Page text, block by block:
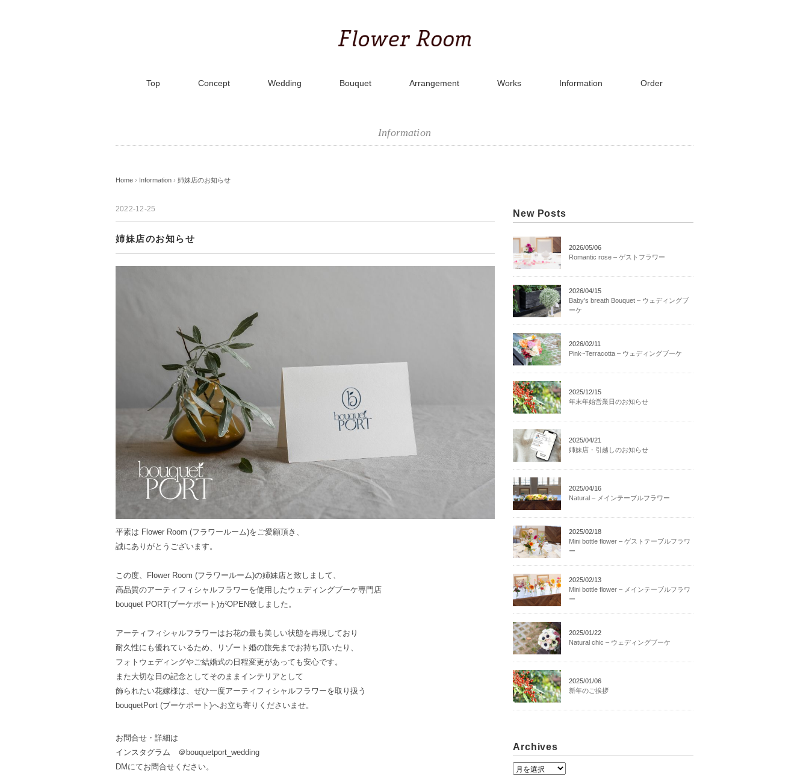
Top Concept Wedding Bouquet Arrangement Works Information Order
Information
Home › Information › 姉妹店のお知らせ
2022-12-25
姉妹店のお知らせ
平素は Flower Room (フラワールーム)をご愛顧頂き、
誠にありがとうございます。
この度、Flower Room (フラワールーム)の姉妹店と致しまして、
高品質のアーティフィシャルフラワーを使用したウェディングブーケ専門店
bouquet PORT(ブーケポート)がOPEN致しました。
アーティフィシャルフラワーはお花の最も美しい状態を再現しており
耐久性にも優れているため、リゾート婚の旅先までお持ち頂いたり、
フォトウェディングやご結婚式の日程変更があっても安心です。
また大切な日の記念としてそのままインテリアとして
飾られたい花嫁様は、ぜひ一度アーティフィシャルフラワーを取り扱う
bouquetPort (ブーケポート)へお立ち寄りくださいませ。
お問合せ・詳細は
インスタグラム ＠bouquetport_wedding
DMにてお問合せください。
New Posts
2026/05/06
Romantic rose – ゲストフラワー
2026/04/15
Baby’s breath Bouquet – ウェディングブ
ーケ
2026/02/11
Pink~Terracotta – ウェディングブーケ
2025/12/15
年末年始営業日のお知らせ
2025/04/21
姉妹店・引越しのお知らせ
2025/04/16
Natural – メインテーブルフラワー
2025/02/18
Mini bottle flower – ゲストテーブルフラワ
ー
2025/02/13
Mini bottle flower – メインテーブルフラワ
ー
2025/01/22
Natural chic – ウェディングブーケ
2025/01/06
新年のご挨拶
Archives